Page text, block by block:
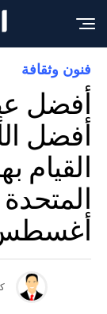
فنون وثقافة
أفضل
أفضل
القيام
أغسطس